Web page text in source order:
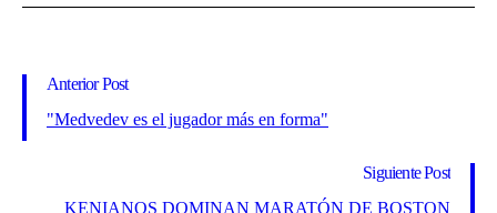
Anterior Post
"Medvedev es el jugador más en forma"
Siguiente Post
KENIANOS DOMINAN MARATÓN DE BOSTON